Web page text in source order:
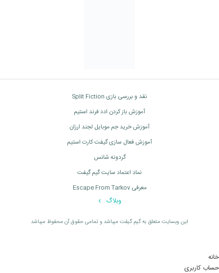
نقد و بررسی بازی Split Fiction
آموزش باز کردن ادد فرند استیم
آموزش خرید جم موبایل لجند ارزان
آموزش فعال سازی گیفت کارت استیم
گردونه شانس
نماد اعتماد سایت گیم گیفت
معرفی Escape From Tarkov
وبلاگ
اين وبسايت متعلق به گیم گیفت ميباشد و تمامی حقوق آن محفوظ ميباشد
خانه
حساب کاربری